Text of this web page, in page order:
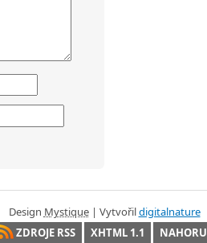
Design Mystique| Vytvořildigitalnature
ZDROJE RSS
XHTML 1.1 NAHORU